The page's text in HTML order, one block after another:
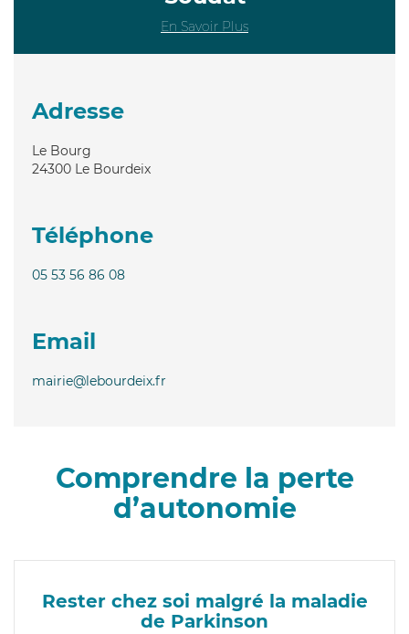
En Savoir Plus
Adresse
Le Bourg
24300 Le Bourdeix
Téléphone
05 53 56 86 08
Email
mairie@lebourdeix.fr
Comprendre la perte
d’autonomie
Rester chez soi malgré la maladie
de Parkinson